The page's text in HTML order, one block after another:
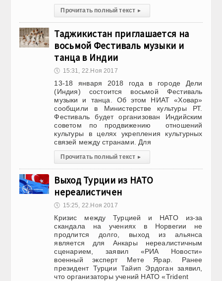
Прочитать полный текст ▸
Таджикистан приглашается на
восьмой Фестиваль музыки и
танца в Индии
🕔 15:31, 22.Ноя 2017
13-18 января 2018 года в городе Дели
(Индия) состоится восьмой Фестиваль
музыки и танца. Об этом НИАТ «Ховар»
сообщили в Министерстве культуры РТ.
Фестиваль будет организован Индийским
советом по продвижению отношений
культуры в целях укрепления культурных
связей между странами. Для
Прочитать полный текст ▸
Выход Турции из НАТО
нереалистичен
🕔 15:25, 22.Ноя 2017
Кризис между Турцией и НАТО из-за
скандала на учениях в Норвегии не
продлится долго, выход из альянса
является для Анкары нереалистичным
сценарием, заявил «РИА Новости»
военный эксперт Мете Ярар. Ранее
президент Турции Тайип Эрдоган заявил,
что организаторы учений НАТО «Trident